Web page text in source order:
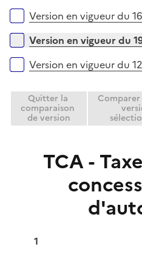
Version en vigueur du
Version en vigueur du
Version en vigueur du
Quitter la
comparaison
de version
Comparer
TCA -
1